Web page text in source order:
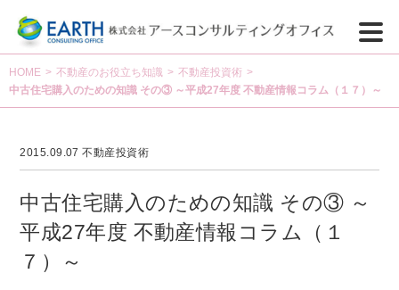
HOME > 不動産のお役立ち知識 > 不動産投資術 >
中古住宅購入のための知識 その③ ～平成27年度 不動産情報コラム（１７）～
2015.09.07不動産投資術
中古住宅購入のための知識 その③ ～
平成27年度 不動産情報コラム（１
７）～